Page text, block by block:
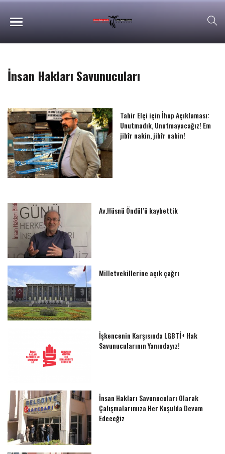
İnsan Hakları Savunucuları
Tahir Elçi için İhop Açıklaması:
Unutmadık, Unutmayacağız! Em
jibîr nakin, jibîr nabin!
Av.Hüsnü Öndül’ü kaybettik
Milletvekillerine açık çağrı
İşkencenin Karşısında LGBTİ+ Hak
Savunucularının Yanındayız!
İnsan Hakları Savunucuları Olarak
Çalışmalarımıza Her Koşulda Devam
Edeceğiz